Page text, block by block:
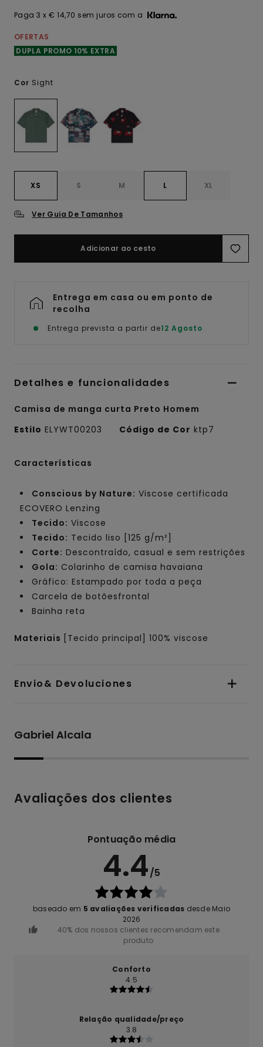
Paga 3 x € 14,70 sem juros com a
OFERTAS
DUPLA PROMO 10% EXTRA
Cor Sight
XS S M L XL
Ver Guia De Tamanhos
Adicionar ao cesto
Entrega em casa ou em ponto de
recolha
Entrega prevista a partir de12 Agosto
Detalhes e funcionalidades
Camisa de manga curta Preto Homem
Estilo ELYWT00203 Código de Cor ktp7
Características
Conscious by Nature: Viscose certificada
ECOVERO Lenzing
Tecido: Viscose
Tecido: Tecido liso [125 g/m²]
Corte: Descontraído, casual e sem restrições
Gola: Colarinho de camisa havaiana
Gráfico: Estampado por toda a peça
Carcela de botõesfrontal
Bainha reta
Materiais [Tecido principal] 100% viscose
Envio& Devoluciones
Gabriel Alcala
Avaliações dos clientes
Pontuação média
4.4/5
baseado em 5 avaliações verificadas desde Maio
2026
40% dos nossos clientes recomendam este
produto
Conforto
4.5
Relação qualidade/preço
3.8